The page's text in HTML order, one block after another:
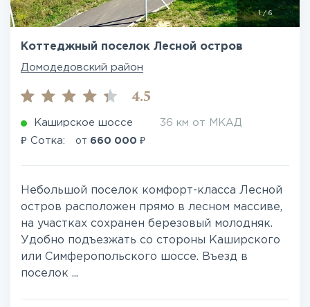
1/6
Коттеджный поселок Лесной остров
Домодедовский район
4.5
Каширское шоссе 36 км от МКАД
₽ Сотка: от 660 000 ₽
Небольшой поселок комфорт-класса Лесной
остров расположен прямо в лесном массиве,
на участках сохранен березовый молодняк.
Удобно подъезжать со стороны Каширского
или Симферопольского шоссе. Въезд в
поселок ...